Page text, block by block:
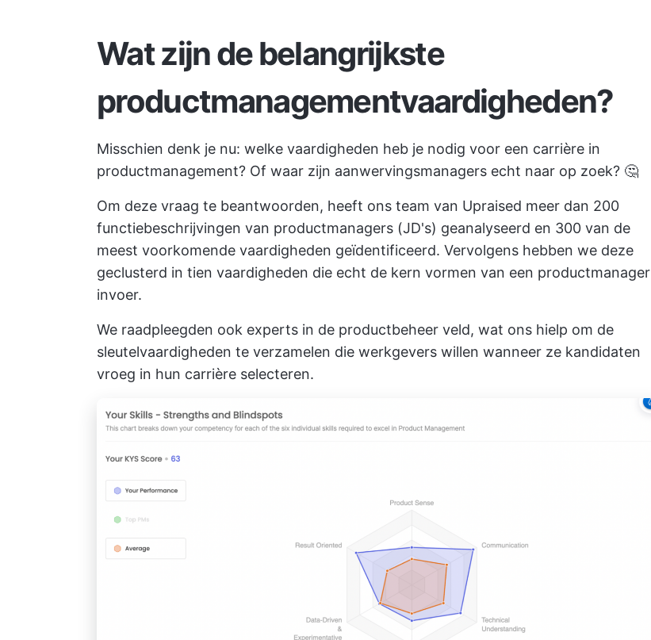
Wat zijn de belangrijkste
productmanagementvaardigheden?
Misschien denk je nu: welke vaardigheden heb je nodig voor een carrière in
productmanagement? Of waar zijn aanwervingsmanagers echt naar op zoek? 🤔
Om deze vraag te beantwoorden, heeft ons team van Upraised meer dan 200
functiebeschrijvingen van productmanagers (JD's) geanalyseerd en 300 van de
meest voorkomende vaardigheden geïdentificeerd. Vervolgens hebben we deze
geclusterd in tien vaardigheden die echt de kern vormen van een productmanager
invoer.
We raadpleegden ook experts in de productbeheer veld, wat ons hielp om de
sleutelvaardigheden te verzamelen die werkgevers willen wanneer ze kandidaten
vroeg in hun carrière selecteren.